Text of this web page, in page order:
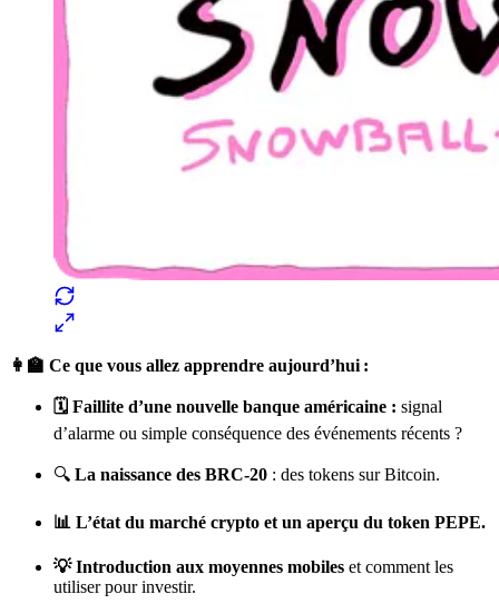
👩‍🏫 Ce que vous allez apprendre aujourd’hui :
🗓️ Faillite d’une nouvelle banque américaine : signal
d’alarme ou simple conséquence des événements récents ?
🔍 La naissance des BRC-20 : des tokens sur Bitcoin.
📊 L’état du marché crypto et un aperçu du token PEPE.
💡 Introduction aux moyennes mobiles et comment les
utiliser pour investir.